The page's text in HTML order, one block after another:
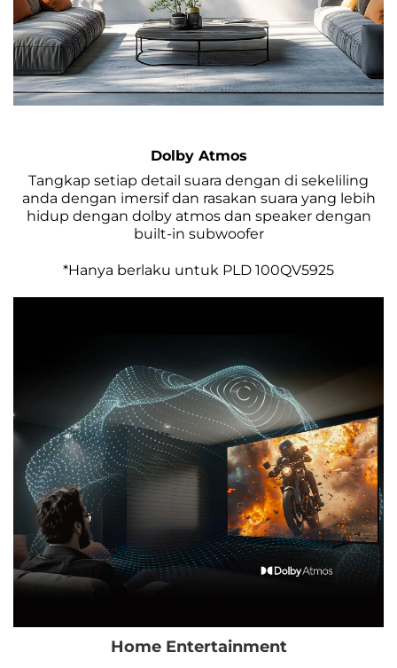
Dolby Atmos
Tangkap setiap detail suara dengan di sekeliling
anda dengan imersif dan rasakan suara yang lebih
hidup dengan dolby atmos dan speaker dengan
built-in subwoofer
*Hanya berlaku untuk PLD 100QV5925
Home Entertainment